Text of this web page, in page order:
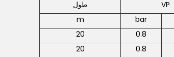
VP
طول
bar
m
0.8
20
0.8
20